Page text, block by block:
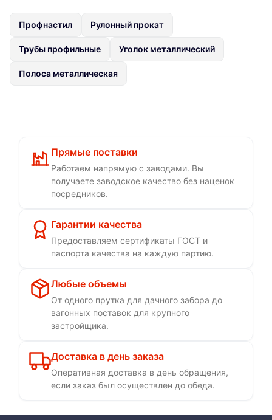
Профнастил Рулонный прокат
Трубы профильные Уголок металлический
Полоса металлическая
Прямые поставки
Работаем напрямую с заводами. Вы
получаете заводское качество без наценок
посредников.
Гарантии качества
Предоставляем сертификаты ГОСТ и
паспорта качества на каждую партию.
Любые объемы
От одного прутка для дачного забора до
вагонных поставок для крупного
застройщика.
Доставка в день заказа
Оперативная доставка в день обращения,
если заказ был осуществлен до обеда.